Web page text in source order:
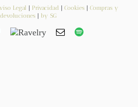
Mi cuenta
Legal Privacidad Cookies| Compras y
devoluciones| by SG